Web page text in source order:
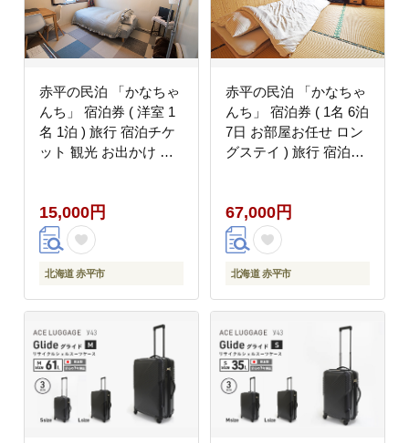
赤平の民泊 「かなちゃ
んち」 宿泊券 ( 洋室 1
名 1泊 ) 旅行 宿泊チケ
ット 観光 お出かけ 泊
15,000円
北海道 赤平市
赤平の民泊 「かなちゃ
んち」 宿泊券 ( 1名 6泊
7日 お部屋お任せ ロン
グステイ ) 旅行 宿泊チ
ル
67,000円
北海道 赤平市